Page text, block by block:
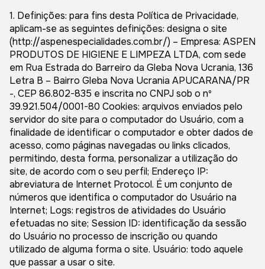
1. Definições: para fins desta Política de Privacidade,
aplicam-se as seguintes definições: designa o site
(http://aspenespecialidades.com.br/) – Empresa: ASPEN
PRODUTOS DE HIGIENE E LIMPEZA LTDA, com sede
em Rua Estrada do Barreiro da Gleba Nova Ucrania, 136
Letra B – Bairro Gleba Nova Ucrania APUCARANA/PR
-, CEP 86.802-835 e inscrita no CNPJ sob o nº
39.921.504/0001-80 Cookies: arquivos enviados pelo
servidor do site para o computador do Usuário, com a
finalidade de identificar o computador e obter dados de
acesso, como páginas navegadas ou links clicados,
permitindo, desta forma, personalizar a utilização do
site, de acordo com o seu perfil; Endereço IP:
abreviatura de Internet Protocol. É um conjunto de
números que identifica o computador do Usuário na
Internet; Logs: registros de atividades do Usuário
efetuadas no site; Session ID: identificação da sessão
do Usuário no processo de inscrição ou quando
utilizado de alguma forma o site. Usuário: todo aquele
que passar a usar o site.